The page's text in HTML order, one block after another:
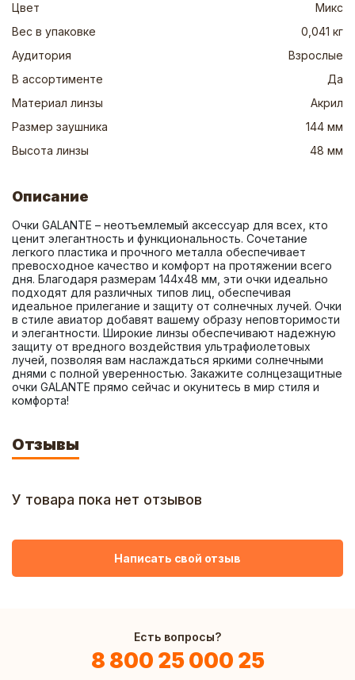
Цвет
Микс
Вес в упаковке
0,041 кг
Аудитория
Взрослые
В ассортименте
Да
Материал линзы
Акрил
Размер заушника
144 мм
Высота линзы
48 мм
Описание
Очки GALANTE – неотъемлемый аксессуар для всех, кто
ценит элегантность и функциональность. Сочетание
легкого пластика и прочного металла обеспечивает
превосходное качество и комфорт на протяжении всего
дня. Благодаря размерам 144x48 мм, эти очки идеально
подходят для различных типов лиц, обеспечивая
идеальное прилегание и защиту от солнечных лучей. Очки
в стиле авиатор добавят вашему образу неповторимости
и элегантности. Широкие линзы обеспечивают надежную
защиту от вредного воздействия ультрафиолетовых
лучей, позволяя вам наслаждаться яркими солнечными
днями с полной уверенностью. Закажите солнцезащитные
очки GALANTE прямо сейчас и окунитесь в мир стиля и
комфорта!
Отзывы
У товара пока нет отзывов
Написать свой отзыв
Есть вопросы?
8 800 25 000 25